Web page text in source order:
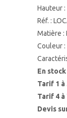
Hauteur :
Réf. :
Matière :
Couleur :
En
Tarif 1 à
Tarif 4 à
Devis